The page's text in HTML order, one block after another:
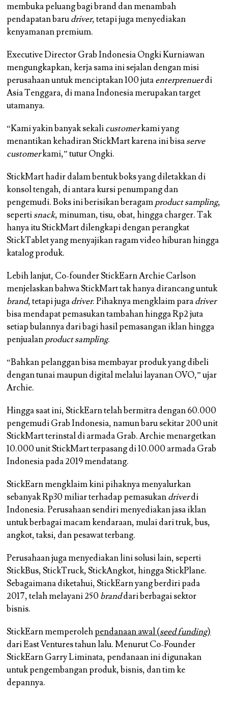
membuka peluang bagi brand dan menambah
pendapatan barudriver, tetapi juga menyediakan
kenyamanan premium.
Executive Director Grab Indonesia Ongki Kurniawan
mengungkapkan, kerja sama ini sejalan dengan misi
perusahaan untuk menciptakan 100 jutaenterprenuerdi
Asia Tenggara, di mana Indonesia merupakan target
utamanya.
“Kami yakin banyak sekalicustomerkami yang
menantikan kehadiran StickMart karena ini bisaserve
customerkami,” tutur Ongki.
StickMart hadir dalam bentuk boks yang diletakkan di
konsol tengah, di antara kursi penumpang dan
pengemudi. Boks ini berisikan beragamproduct sampling,
sepertisnack, minuman, tisu, obat, hingga charger. Tak
hanya itu StickMart dilengkapi dengan perangkat
StickTablet yang menyajikan ragam video hiburan hingga
katalog produk.
Lebih lanjut, Co-founder StickEarn Archie Carlson
menjelaskan bahwa StickMart tak hanya dirancang untuk
brand, tetapi jugadriver. Pihaknya mengklaim paradriver
bisa mendapat pemasukan tambahan hingga Rp2 juta
setiap bulannya dari bagi hasil pemasangan iklan hingga
penjualanproduct sampling.
“Bahkan pelanggan bisa membayar produk yang dibeli
dengan tunai maupun digital melalui layanan OVO,” ujar
Archie.
Hingga saat ini, StickEarn telah bermitra dengan 60.000
pengemudi Grab Indonesia, namun baru sekitar 200 unit
StickMart terinstal di armada Grab. Archie menargetkan
10.000 unit StickMart terpasang di 10.000 armada Grab
Indonesia pada 2019 mendatang.
StickEarn mengklaim kini pihaknya menyalurkan
sebanyak Rp30 miliar terhadap pemasukandriverdi
Indonesia. Perusahaan sendiri menyediakan jasa iklan
untuk berbagai macam kendaraan, mulai dari truk, bus,
angkot, taksi, dan pesawat terbang.
Perusahaan juga menyediakan lini solusi lain, seperti
StickBus, StickTruck, StickAngkot, hingga StickPlane.
Sebagaimana diketahui, StickEarn yang berdiri pada
2017, telah melayani 250 branddari berbagai sektor
bisnis.
StickEarn memperolehpendanaan awal (seed funding)
dari East Ventures tahun lalu. Menurut Co-Founder
StickEarn Garry Liminata, pendanaan ini digunakan
untuk pengembangan produk, bisnis, dan tim ke
depannya.